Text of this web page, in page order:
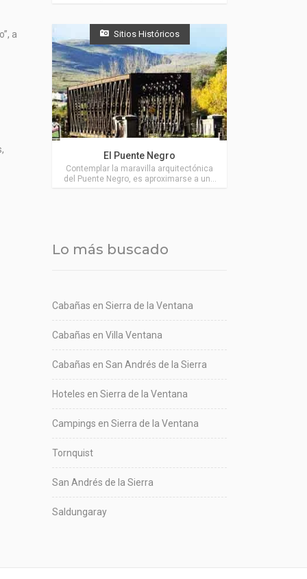
a
Sitios Históricos
El Puente Negro
Contemplar la maravilla arquitectónica
del Puente Negro, es aproximarse a una
Lo más buscado
Cabañas en Sierra de la Ventana
Cabañas en Villa Ventana
Cabañas en San Andrés de la Sierra
Hoteles en Sierra de la Ventana
Campings en Sierra de la Ventana
Tornquist
San Andrés de la Sierra
Saldungaray